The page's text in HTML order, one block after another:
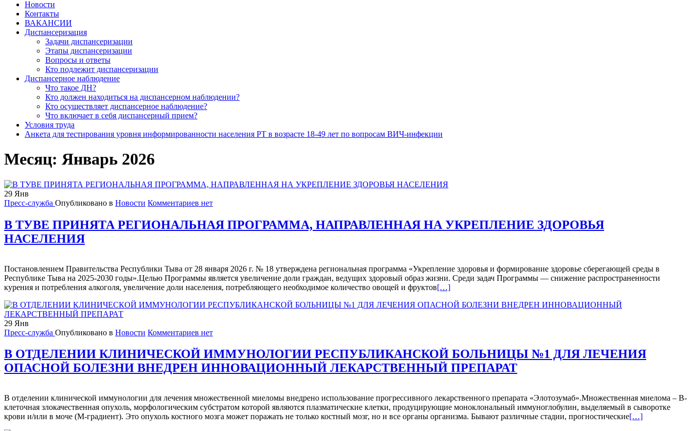
Новости
Контакты
ВАКАНСИИ
Диспансеризация
Задачи диспансеризации
Этапы диспансеризации
Вопросы и ответы
Кто подлежит диспансеризации
Диспансерное наблюдение
Что такое ДН?
Кто должен находиться на диспансерном наблюдении?
Кто осуществляет диспансерное наблюдение?
Что включает в себя диспансерный прием?
Условия труда
Анкета для тестирования уровня информированности населения РТ в возрасте 18-49 лет по вопросам ВИЧ-инфекции
Месяц: Январь 2026
29 Янв
Пресс-служба Опубликовано в Новости Комментариев нет
В ТУВЕ ПРИНЯТА РЕГИОНАЛЬНАЯ ПРОГРАММА, НАПРАВЛЕННАЯ НА УКРЕПЛЕНИЕ ЗДОРОВЬЯ
НАСЕЛЕНИЯ
Постановлением Правительства Республики Тыва от 28 января 2026 г. № 18 утверждена региональная программа «Укрепление здоровья и формирование здоровье сберегающей среды в
Республике Тыва на 2025-2030 годы».Целью Программы является увеличение доли граждан, ведущих здоровый образ жизни. Среди задач Программы — снижение распространенности
курения и потребления алкоголя, увеличение доли населения, потребляющего необходимое количество овощей и фруктовЧитать
проВ
НАПРАВЛЕННАЯ
НА
УКРЕПЛЕНИЕ
[…]
29 Янв
Пресс-служба Опубликовано в Новости Комментариев нет
В ОТДЕЛЕНИИ КЛИНИЧЕСКОЙ ИММУНОЛОГИИ РЕСПУБЛИКАНСКОЙ БОЛЬНИЦЫ №1 ДЛЯ ЛЕЧЕНИЯ
ОПАСНОЙ БОЛЕЗНИ ВНЕДРЕН ИННОВАЦИОННЫЙ ЛЕКАРСТВЕННЫЙ ПРЕПАРАТ
В отделении клинической иммунологии для лечения множественной миеломы внедрено использование прогрессивного лекарственного препарата «Элотозумаб».Множественная миелома – В-
клеточная злокачественная опухоль, морфологическим субстратом которой являются плазматические клетки, продуцирующие моноклональный иммуноглобулин, выделяемый в сыворотке
крови и/или в моче (М-градиент). Это опухоль костного мозга может поражать не только костный мозг, но и все органы организма. Бывают различные стадии, прогностическиеЧитать
[…]